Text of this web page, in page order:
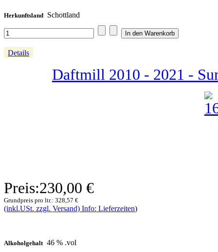
Herkunftsland Schottland
Details
Daftmill 2010 - 2021 -
Preis:230,00 €
Grundpreis pro ltr.: 328,57 €
(inkl.USt. zzgl. Versand) Info: Lieferzeiten)
Alkoholgehalt 46 % .vol